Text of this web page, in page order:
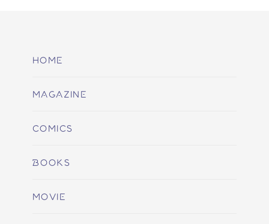
HOME
MAGAZINE
COMICS
BOOKS
MOVIE